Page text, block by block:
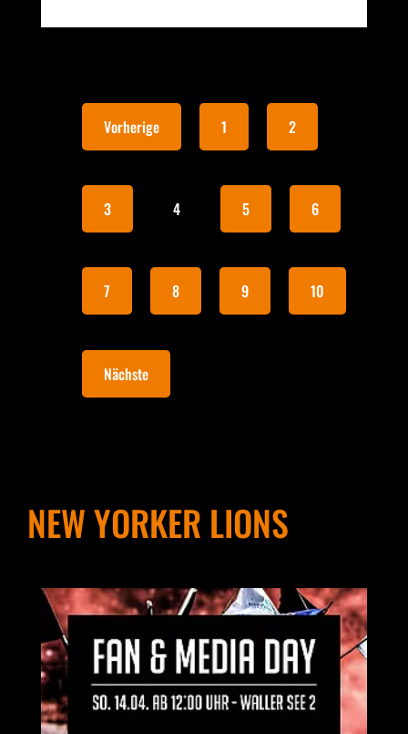
Vorherige 1 2
3 4 5 6
7 8 9 10
Nächste
NEW YORKER LIONS